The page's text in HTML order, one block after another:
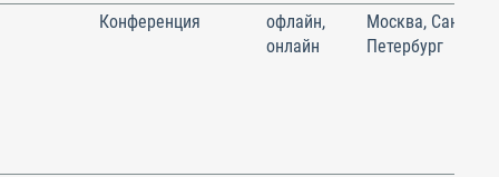
Конференция
офлайн,
онлайн
Москва, Санкт-
Петербург